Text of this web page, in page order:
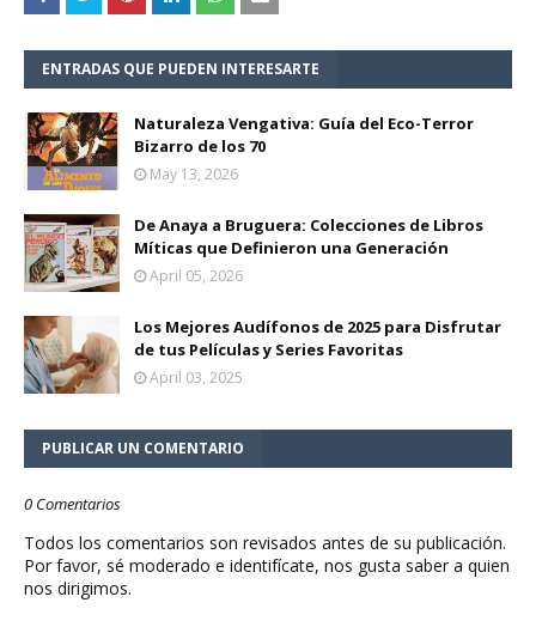
ENTRADAS QUE PUEDEN INTERESARTE
Naturaleza Vengativa: Guía del Eco-Terror
Bizarro de los 70
May 13, 2026
De Anaya a Bruguera: Colecciones de Libros
Míticas que Definieron una Generación
April 05, 2026
Los Mejores Audífonos de 2025 para Disfrutar
de tus Películas y Series Favoritas
April 03, 2025
PUBLICAR UN COMENTARIO
0 Comentarios
Todos los comentarios son revisados antes de su publicación.
Por favor, sé moderado e identifícate, nos gusta saber a quien
nos dirigimos.